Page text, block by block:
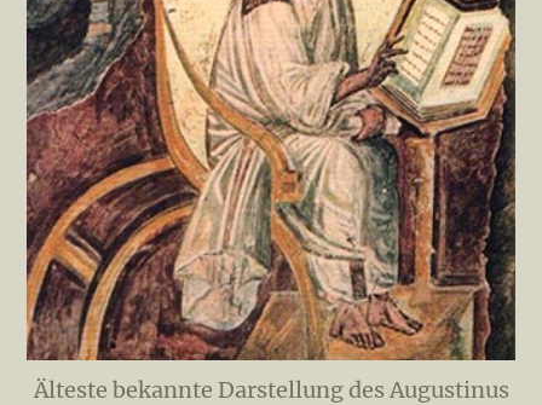
Älteste bekannte Darstellung des Augustinus